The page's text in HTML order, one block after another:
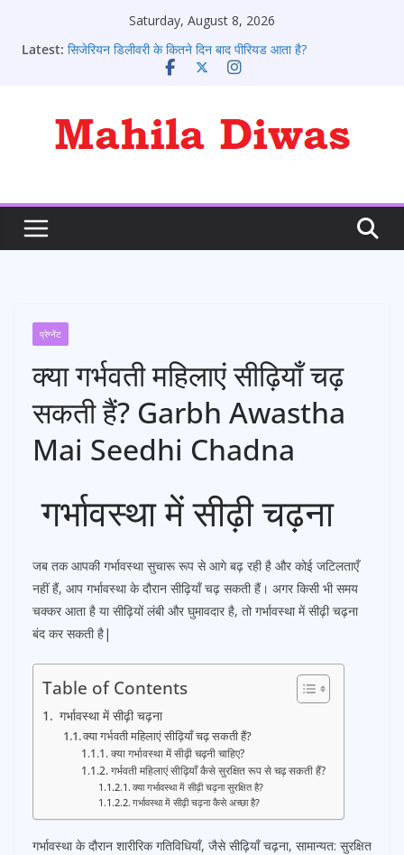
Saturday, August 8, 2026
Latest: सिजेरियन डिलीवरी के कितने दिन बाद पीरियड आता है?
पीरियड आने के संकेत: 10 शुरुआती लक्षण जो हर लड़की को जानने
पीरियड आने के बाद भी क्या कोई प्रेग्नेंट हो सकते है?
पीरियड्स नहीं आने पर क्या करना चाहिए ?
प्रेग्नेंट
क्या गर्भवती महिलाएं सीढ़ियाँ चढ़
सकती हैं? Garbh Awastha
Mai Seedhi Chadna
गर्भावस्था में सीढ़ी चढ़ना
जब तक आपकी गर्भावस्था सुचारू रूप से आगे बढ़ रही है और कोई जटिलताएँ
नहीं हैं, आप गर्भावस्था के दौरान सीढ़ियाँ चढ़ सकती हैं। अगर किसी भी समय
चक्कर आता है या सीढ़ियों लंबी और घुमावदार है, तो गर्भावस्था में सीढ़ी चढ़ना
बंद कर सकती है|
Table of Contents
गर्भावस्था में सीढ़ी चढ़ना
क्या गर्भवती महिलाएं सीढ़ियाँ चढ़ सकती हैं?
क्या गर्भावस्था में सीढ़ी चढ़नी चाहिए?
गर्भवती महिलाएं सीढ़ियाँ कैसे सुरक्षित रूप से चढ़ सकती हैं?
क्या गर्भावस्था में सीढ़ी चढ़ना सुरक्षित है?
गर्भावस्था में सीढ़ी चढ़ना कैसे अच्छा है?
गर्भावस्था के दौरान शारीरिक गतिविधियाँ, जैसे सीढ़ियाँ चढ़ना, सामान्यत: सुरक्षित